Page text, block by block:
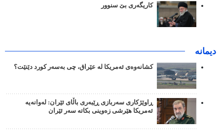
کاریگەری بێ سنوور
دیمانە
کشانەوەی ئەمریکا لە عێراق، چی بەسەر کورد دێنێت؟
ڕاوێژکاری سەربازی ڕێبەری باڵای ئێران: لەوانەیە
ئەمریکا هێرشی زەوینی بکاتە سەر ئێران